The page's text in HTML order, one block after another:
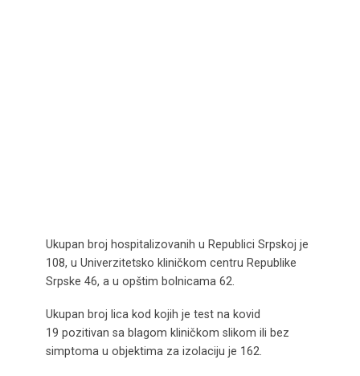
Ukupan broj hospitalizovanih u Republici Srpskoj je
108, u Univerzitetsko kliničkom centru Republike
Srpske 46, a u opštim bolnicama 62.
Ukupan broj lica kod kojih je test na kovid
19 pozitivan sa blagom kliničkom slikom ili bez
simptoma u objektima za izolaciju je 162.